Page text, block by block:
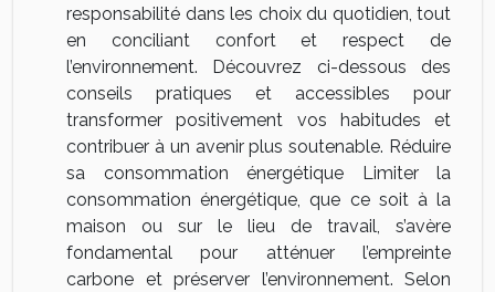
responsabilité dans les choix du quotidien, tout
en conciliant confort et respect de
l’environnement. Découvrez ci-dessous des
conseils pratiques et accessibles pour
transformer positivement vos habitudes et
contribuer à un avenir plus soutenable. Réduire
sa consommation énergétique Limiter la
consommation énergétique, que ce soit à la
maison ou sur le lieu de travail, s’avère
fondamental pour atténuer l’empreinte
carbone et préserver l’environnement. Selon